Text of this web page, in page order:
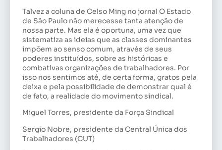
Talvez a coluna de Celso Ming no jornal O Estado
de São Paulo não merecesse tanta atenção de
nossa parte. Mas ela é oportuna, uma vez que
sistematiza as ideias que as classes dominantes
impõem ao senso comum, através de seus
poderes instituídos, sobre as históricas e
combativas organizações de trabalhadores. Por
isso nos sentimos até, de certa forma, gratos pela
deixa e pela possibilidade de demonstrar qual é
de fato, a realidade do movimento sindical.
Miguel Torres, presidente da Força Sindical
Sergio Nobre, presidente da Central Única dos
Trabalhadores (CUT)